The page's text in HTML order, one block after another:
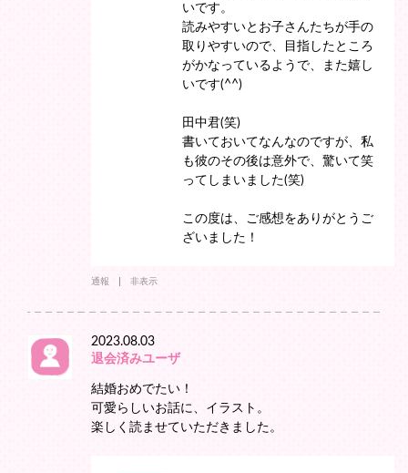
いです。
読みやすいとお子さんたちが手の
取りやすいので、目指したところ
がかなっているようで、また嬉し
いです(^^)
田中君(笑)
書いておいてなんなのですが、私
も彼のその後は意外で、驚いて笑
ってしまいました(笑)
この度は、ご感想をありがとうご
ざいました！
通報 非表示
2023.08.03
退会済みユーザ
結婚おめでたい！
可愛らしいお話に、イラスト。
楽しく読ませていただきました。